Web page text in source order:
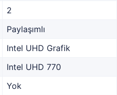
2
Paylaşımlı
Intel UHD Grafik
Intel UHD 770
Yok